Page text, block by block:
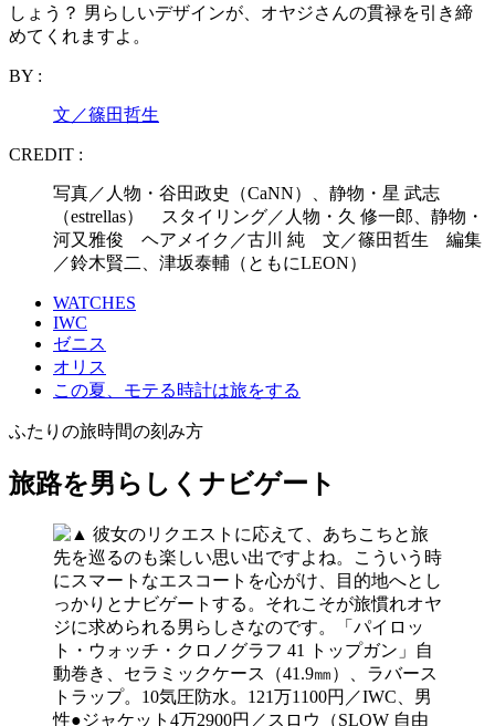
しょう？ 男らしいデザインが、オヤジさんの貫禄を引き締
めてくれますよ。
BY :
文／篠田哲生
CREDIT :
写真／人物・谷田政史（CaNN）、静物・星 武志
（estrellas） スタイリング／人物・久 修一郎、静物・
河又雅俊 ヘアメイク／古川 純 文／篠田哲生 編集
／鈴木賢二、津坂泰輔（ともにLEON）
WATCHES
IWC
ゼニス
オリス
この夏、モテる時計は旅をする
ふたりの旅時間の刻み方
旅路を男らしくナビゲート